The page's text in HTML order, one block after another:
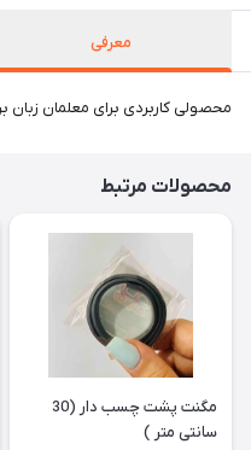
معرفی
محصولی کاربردی برای معلمان
محصولات مرتبط
مگنت پشت چسب دار (30
سانتی متر )